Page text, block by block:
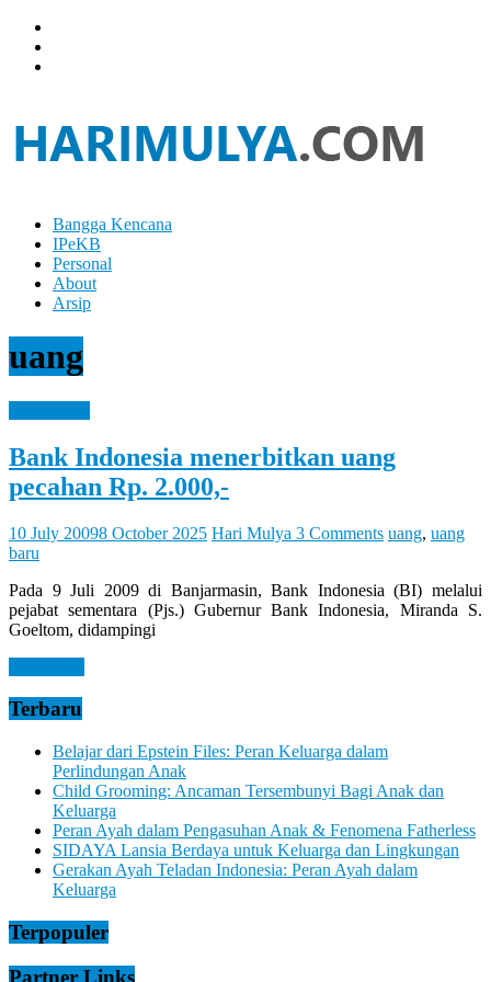
Skip
content
Hari
Mulya
Brain
Can
Analyze
Right
Brain
Let
Feel
It
Bangga Kencana
IPeKB
Personal
About
Arsip
uang
Bank Indonesia menerbitkan uang
pecahan Rp. 2.000,-
10 July 20098 October 2025 Hari Mulya 3 Comments uang, uang
baru
Pada 9 Juli 2009 di Banjarmasin, Bank Indonesia (BI) melalui
pejabat sementara (Pjs.) Gubernur Bank Indonesia, Miranda S.
Goeltom, didampingi
Terbaru
Belajar dari Epstein Files: Peran Keluarga dalam
Perlindungan Anak
Child Grooming: Ancaman Tersembunyi Bagi Anak dan
Keluarga
Peran Ayah dalam Pengasuhan Anak & Fenomena Fatherless
SIDAYA Lansia Berdaya untuk Keluarga dan Lingkungan
Gerakan Ayah Teladan Indonesia: Peran Ayah dalam
Keluarga
Terpopuler
Partner Links